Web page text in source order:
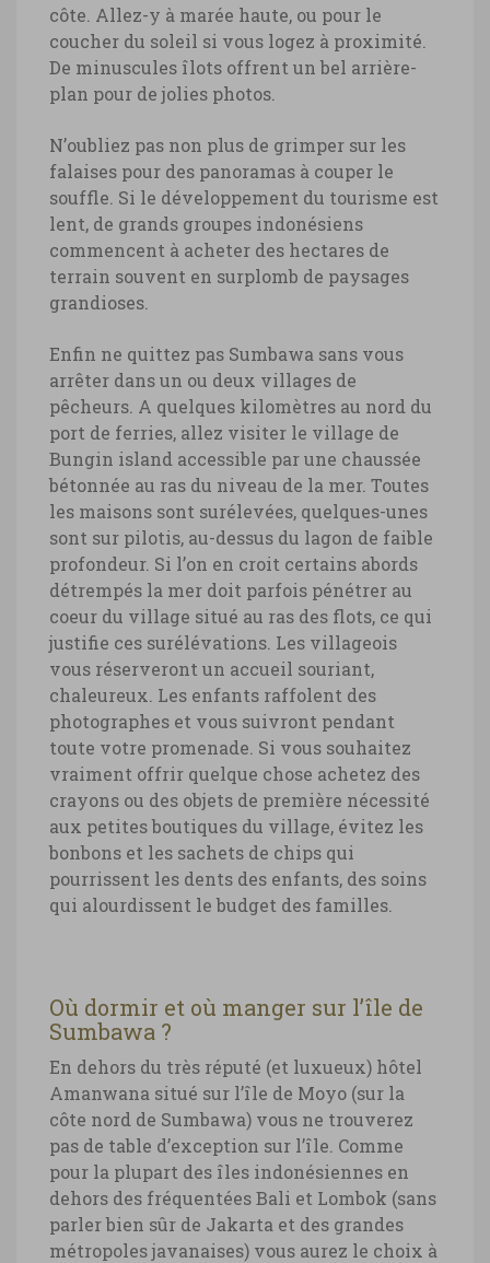
côte. Allez-y à marée haute, ou pour le
coucher du soleil si vous logez à proximité.
De minuscules îlots offrent un bel arrière-
plan pour de jolies photos.
N’oubliez pas non plus de grimper sur les
falaises pour des panoramas à couper le
souffle. Si le développement du tourisme est
lent, de grands groupes indonésiens
commencent à acheter des hectares de
terrain souvent en surplomb de paysages
grandioses.
Enfin ne quittez pas Sumbawa sans vous
arrêter dans un ou deux villages de
pêcheurs. A quelques kilomètres au nord du
port de ferries, allez visiter le village de
Bungin island accessible par une chaussée
bétonnée au ras du niveau de la mer. Toutes
les maisons sont surélevées, quelques-unes
sont sur pilotis, au-dessus du lagon de faible
profondeur. Si l’on en croit certains abords
détrempés la mer doit parfois pénétrer au
coeur du village situé au ras des flots, ce qui
justifie ces surélévations. Les villageois
vous réserveront un accueil souriant,
chaleureux. Les enfants raffolent des
photographes et vous suivront pendant
toute votre promenade. Si vous souhaitez
vraiment offrir quelque chose achetez des
crayons ou des objets de première nécessité
aux petites boutiques du village, évitez les
bonbons et les sachets de chips qui
pourrissent les dents des enfants, des soins
qui alourdissent le budget des familles.
Où dormir et où manger sur l’île de
Sumbawa ?
En dehors du très réputé (et luxueux) hôtel
Amanwana situé sur l’île de Moyo (sur la
côte nord de Sumbawa) vous ne trouverez
pas de table d’exception sur l’île. Comme
pour la plupart des îles indonésiennes en
dehors des fréquentées Bali et Lombok (sans
parler bien sûr de Jakarta et des grandes
métropoles javanaises) vous aurez le choix à